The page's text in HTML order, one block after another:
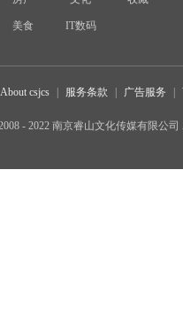
美食 IT数码
About csjcs 服务条款 广告服务
- 2022 南京睿山文化传媒有限公司